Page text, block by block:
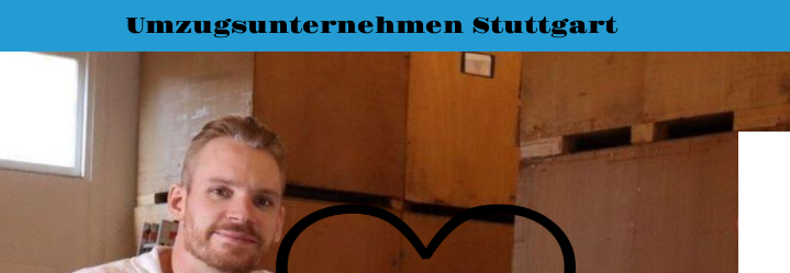
Umzugsunternehmen Stuttgart